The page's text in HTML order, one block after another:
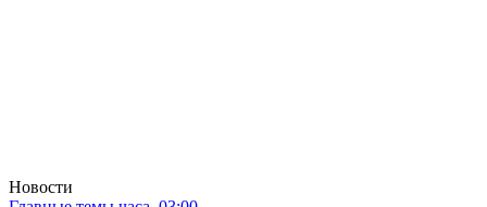
Новости